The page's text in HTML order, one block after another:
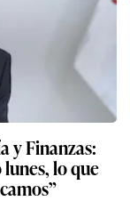
y Finanzas:
lo que